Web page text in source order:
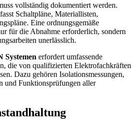
vollständig dokumentiert werden.
Schaltpläne, Materiallisten,
Eine ordnungsgemäße
für die Abnahme erforderlich, sondern
unerlässlich.
Systemen erfordert umfassende
die von qualifizierten Elektrofachkräften
Dazu gehören Isolationsmessungen,
und Funktionsprüfungen aller